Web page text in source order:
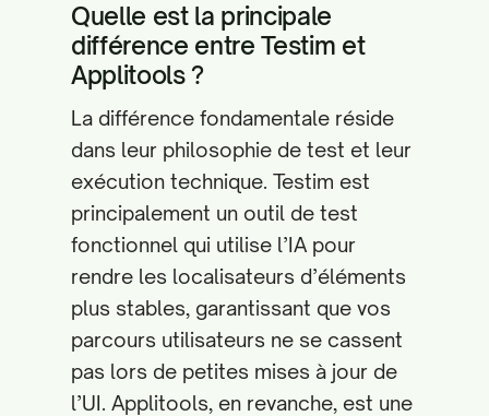
Quelle est la principale
différence entre Testim et
Applitools ?
La différence fondamentale réside
dans leur philosophie de test et leur
exécution technique. Testim est
principalement un outil de test
fonctionnel qui utilise l’IA pour
rendre les localisateurs d’éléments
plus stables, garantissant que vos
parcours utilisateurs ne se cassent
pas lors de petites mises à jour de
l’UI. Applitools, en revanche, est une